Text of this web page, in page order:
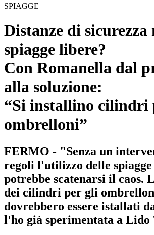
SPIAGGE
Distanze di sicurezza
spiagge libere?
Con Romanella dal
alla soluzione:
“Si installino cilindri
ombrelloni”
FERMO - "Senza un
regoli l'utilizzo delle
potrebbe scatenarsi il caos.
dei cilindri per gli
dovrebbero essere istallati
l'ho già sperimentata a